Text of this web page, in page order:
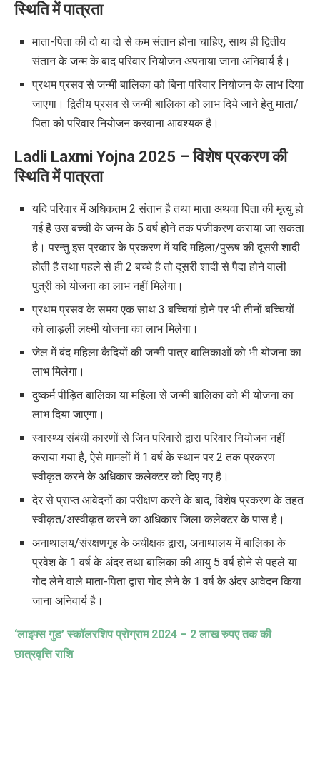
स्थिति में पात्रता
माता-पिता की दो या दो से कम संतान होना चाहिए,साथ ही द्वितीय
संतान के जन्म के बाद परिवार नियोजन अपनाया जाना अनिवार्य है।
प्रथम प्रसव से जन्मी बालिका को बिना परिवार नियोजन के लाभ दिया
जाएगा। द्वितीय प्रसव से जन्मी बालिका को लाभ दिये जाने हेतु माता/
पिता को परिवार नियोजन करवाना आवश्यक है।
Ladli Laxmi Yojna 2025 –विशेष प्रकरण की
स्थिति में पात्रता
यदि परिवार में अधिकतम 2 संतान है तथा माता अथवा पिता की मृत्यु हो
गई है उस बच्ची के जन्म के 5 वर्ष होने तक पंजीकरण कराया जा सकता
है। परन्तु इस प्रकार के प्रकरण में यदि महिला/पुरूष की दूसरी शादी
होती है तथा पहले से ही 2 बच्चे है तो दूसरी शादी से पैदा होने वाली
पुत्री को योजना का लाभ नहीं मिलेगा।
प्रथम प्रसव के समय एक साथ 3 बच्चियां होने पर भी तीनों बच्चियों
को लाड़ली लक्ष्मी योजना का लाभ मिलेगा।
जेल में बंद महिला कैदियों की जन्मी पात्र बालिकाओं को भी योजना का
लाभ मिलेगा।
दुष्कर्म पीड़ित बालिका या महिला से जन्मी बालिका को भी योजना का
लाभ दिया जाएगा।
स्वास्थ्य संबंधी कारणों से जिन परिवारों द्वारा परिवार नियोजन नहीं
कराया गया है,ऐसे मामलों में 1 वर्ष के स्थान पर 2 तक प्रकरण
स्वीकृत करने के अधिकार कलेक्टर को दिए गए है।
देर से प्राप्त आवेदनों का परीक्षण करने के बाद,विशेष प्रकरण के तहत
स्वीकृत/अस्वीकृत करने का अधिकार जिला कलेक्टर के पास है।
अनाथालय/संरक्षणगृह के अधीक्षक द्वारा, अनाथालय में बालिका के
प्रवेश के 1 वर्ष के अंदर तथा बालिका की आयु 5 वर्ष होने से पहले या
गोद लेने वाले माता-पिता द्वारा गोद लेने के 1 वर्ष के अंदर आवेदन किया
जाना अनिवार्य है।
‘लाइफ्स गुड’ स्कॉलरशिप प्रोग्राम 2024 – 2 लाख रुपए तक की
छात्रवृत्ति राशि